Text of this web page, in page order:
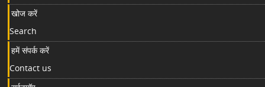
खोज करें
Search
हमें संपर्क करें
Contact us